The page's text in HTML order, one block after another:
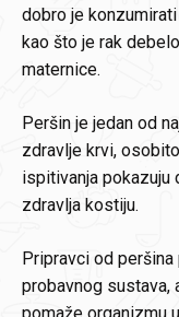
dobro je
kao što je rak
maternice.
Peršin je jedan od
zdravlje krvi,
ispitivanja pokazuju
zdravlja kostiju.
Pripravci od
probavnog sustava,